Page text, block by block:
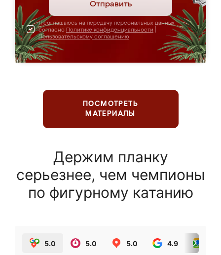
Отправить
Я соглашаюсь на передачу персональных данных
согласно Политике конфиденциальности
Пользовательскому соглашению
ПОСМОТРЕТЬ
МАТЕРИАЛЫ
Держим планку
серьезнее, чем чемпионы
по фигурному катанию
5.0 5.0 5.0 4.9